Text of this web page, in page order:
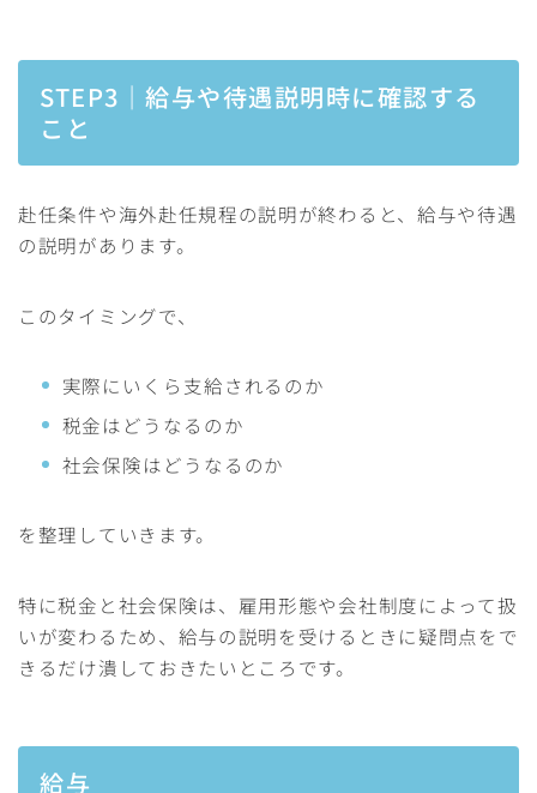
STEP3｜給与や待遇説明時に確認する
こと
赴任条件や海外赴任規程の説明が終わると、給与や待遇
の説明があります。
このタイミングで、
実際にいくら支給されるのか
税金はどうなるのか
社会保険はどうなるのか
を整理していきます。
特に税金と社会保険は、雇用形態や会社制度によって扱
いが変わるため、給与の説明を受けるときに疑問点をで
きるだけ潰しておきたいところです。
給与